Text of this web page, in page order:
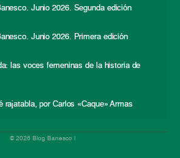
Junio 2026. Segunda edición
Junio 2026. Primera edición
las voces femeninas de la historia de
rajatabla, por Carlos «Caque» Armas
© 2026 Blog Banesco |